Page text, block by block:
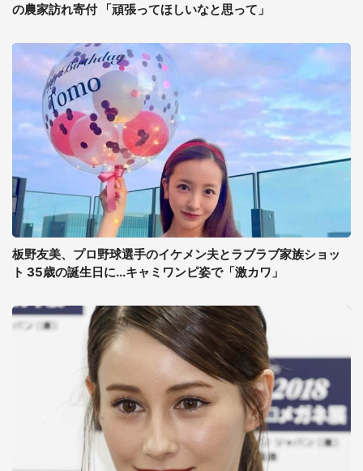
の農家訪れ寄付 「頑張ってほしいなと思って」
板野友美、プロ野球選手のイケメン夫とラブラブ家族ショッ
ト 35歳の誕生日に...キャミワンピ姿で「激カワ」